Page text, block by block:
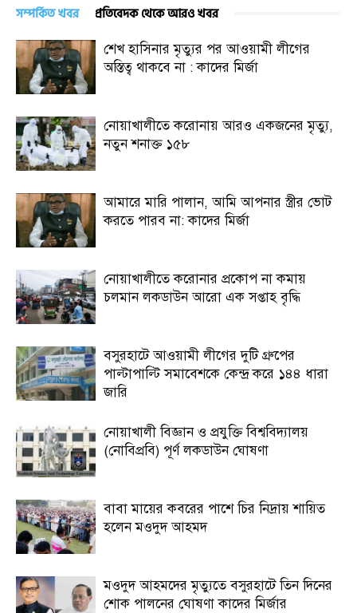
সম্পর্কিত খবর প্রতিবেদক থেকে আরও খবর
শেখ হাসিনার মৃত্যুর পর আওয়ামী লীগের
অস্তিত্ব থাকবে না : কাদের মির্জা
নোয়াখালীতে করোনায় আরও একজনের মৃত্যু,
নতুন শনাক্ত ১৫৮
আমারে মারি পালান, আমি আপনার স্ত্রীর ভোট
করতে পারব না: কাদের মির্জা
নোয়াখালীতে করোনার প্রকোপ না কমায়
চলমান লকডাউন আরো এক সপ্তাহ বৃদ্ধি
বসুরহাটে আওয়ামী লীগের দুটি গ্রুপের
পাল্টাপাল্টি সমাবেশকে কেন্দ্র করে ১৪৪ ধারা
জারি
নোয়াখালী বিজ্ঞান ও প্রযুক্তি বিশ্ববিদ্যালয়
(নোবিপ্রবি) পূর্ণ লকডাউন ঘোষণা
বাবা মায়ের কবরের পাশে চির নিদ্রায় শায়িত
হলেন মওদুদ আহমদ
মওদুদ আহমদের মৃত্যুতে বসুরহাটে তিন দিনের
শোক পালনের ঘোষণা কাদের মির্জার